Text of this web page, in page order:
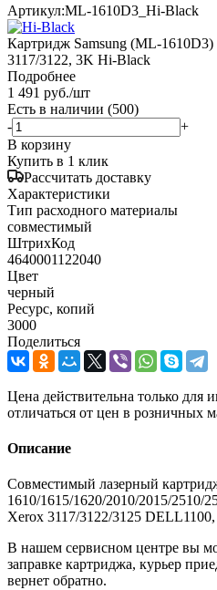
Артикул:ML-1610D3_Hi-Black
Картридж Samsung (ML-
3117/3122, 3K Hi-Black
Подробнее
1 491 руб./шт
Есть в наличии (500)
-
+
В корзину
Купить в 1 клик
Рассчитать доставку
Характеристики
Тип расходного материалы
совместимый
ШтрихКод
4640001122040
Цвет
черный
Ресурс, копий
3000
Поделиться
Цена действительна только для
отличаться от цен в розничных
Описание
Совместимый лазерный
1610/1615/1620/2010/2015/2510/
Xerox 3117/3122/3125
В нашем сервисном центре вы
заправке картриджа, курьер
вернет обратно.